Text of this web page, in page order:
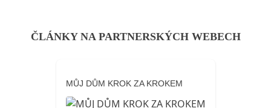
ČLÁNKY NA PARTNERSKÝCH WEBECH
MŮJ DŮM KROK ZA KROKEM